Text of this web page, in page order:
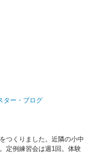
ター・ブログ
つくりました。近隣の小中
定例練習会は週1回。体験